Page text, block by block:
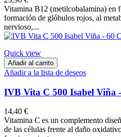
Vitamina B12 (metilcobalamina) en
formación de glóbulos rojos, al
nervioso,...
Quick view
Añadir al carrito
Añadir a la lista de deseos
IVB Vita C 500 Isabel Viña -
14,40 €
Vitamina C es un complemento
de las células frente al daño